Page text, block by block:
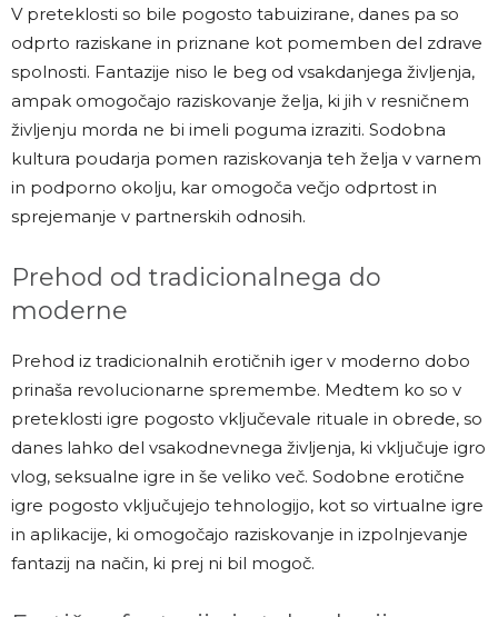
V preteklosti so bile pogosto tabuizirane, danes pa so
odprto raziskane in priznane kot pomemben del zdrave
spolnosti. Fantazije niso le beg od vsakdanjega življenja,
ampak omogočajo raziskovanje želja, ki jih v resničnem
življenju morda ne bi imeli poguma izraziti. Sodobna
kultura poudarja pomen raziskovanja teh želja v varnem
in podporno okolju, kar omogoča večjo odprtost in
sprejemanje v partnerskih odnosih.
Prehod od tradicionalnega do
moderne
Prehod iz tradicionalnih erotičnih iger v moderno dobo
prinaša revolucionarne spremembe. Medtem ko so v
preteklosti igre pogosto vključevale rituale in obrede, so
danes lahko del vsakodnevnega življenja, ki vključuje igro
vlog, seksualne igre in še veliko več. Sodobne erotične
igre pogosto vključujejo tehnologijo, kot so virtualne igre
in aplikacije, ki omogočajo raziskovanje in izpolnjevanje
fantazij na način, ki prej ni bil mogoč.